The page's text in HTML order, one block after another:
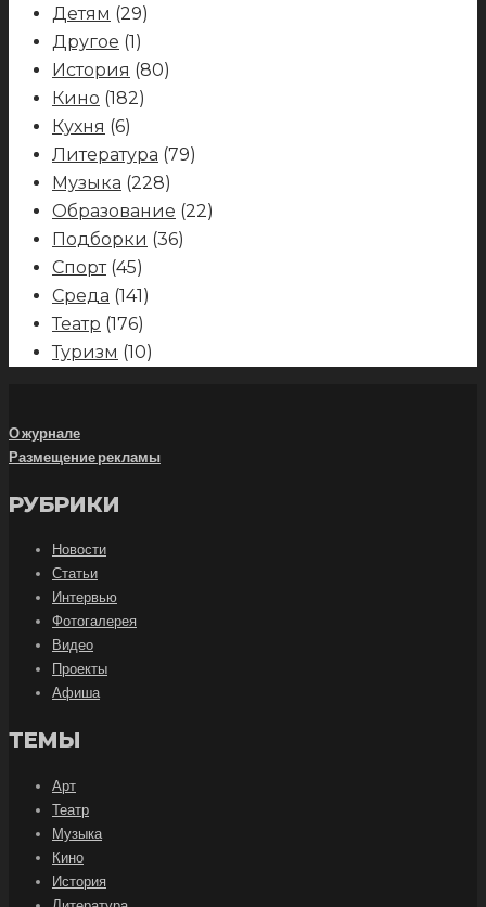
Детям (29)
Другое (1)
История (80)
Кино (182)
Кухня (6)
Литература (79)
Музыка (228)
Образование (22)
Подборки (36)
Спорт(45)
Среда (141)
Театр (176)
Туризм (10)
О журнале
Размещение рекламы
РУБРИКИ
Новости
Статьи
Интервью
Фотогалерея
Видео
Проекты
Афиша
ТЕМЫ
Арт
Театр
Музыка
Кино
История